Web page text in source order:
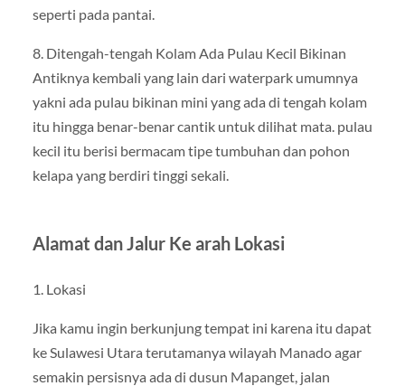
seperti pada pantai.
8. Ditengah-tengah Kolam Ada Pulau Kecil Bikinan
Antiknya kembali yang lain dari waterpark umumnya
yakni ada pulau bikinan mini yang ada di tengah kolam
itu hingga benar-benar cantik untuk dilihat mata. pulau
kecil itu berisi bermacam tipe tumbuhan dan pohon
kelapa yang berdiri tinggi sekali.
Alamat dan Jalur Ke arah Lokasi
1. Lokasi
Jika kamu ingin berkunjung tempat ini karena itu dapat
ke Sulawesi Utara terutamanya wilayah Manado agar
semakin persisnya ada di dusun Mapanget, jalan